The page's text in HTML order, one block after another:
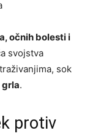
očnih bolesti i
svojstva
sok
.
protiv